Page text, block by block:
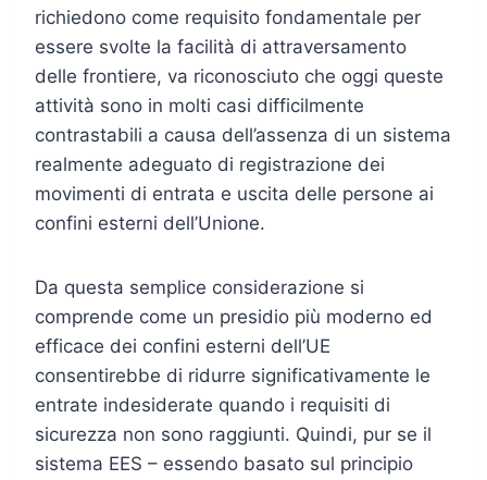
richiedono come requisito fondamentale per
essere svolte la facilità di attraversamento
delle frontiere, va riconosciuto che oggi queste
attività sono in molti casi difficilmente
contrastabili a causa dell’assenza di un sistema
realmente adeguato di registrazione dei
movimenti di entrata e uscita delle persone ai
confini esterni dell’Unione.
Da questa semplice considerazione si
comprende come un presidio più moderno ed
efficace dei confini esterni dell’UE
consentirebbe di ridurre significativamente le
entrate indesiderate quando i requisiti di
sicurezza non sono raggiunti. Quindi, pur se il
sistema EES – essendo basato sul principio